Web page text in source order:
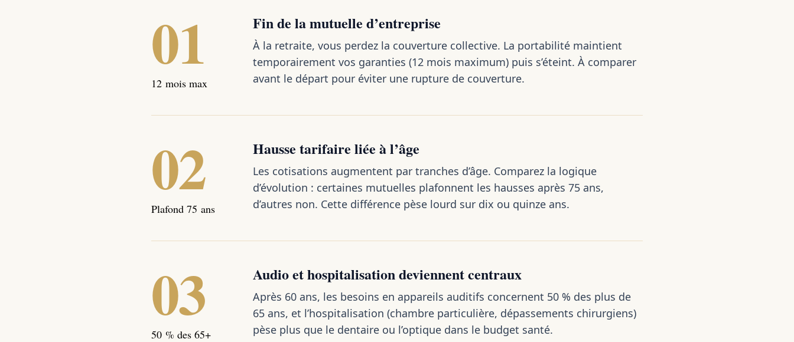
01
12 mois max
Fin de la mutuelle d’entreprise
À la retraite, vous perdez la couverture collective. La portabilité maintient
temporairement vos garanties (12 mois maximum) puis s’éteint. À comparer
avant le départ pour éviter une rupture de couverture.
02
Plafond 75 ans
Hausse tarifaire liée à l’âge
Les cotisations augmentent par tranches d’âge. Comparez la logique
d’évolution : certaines mutuelles plafonnent les hausses après 75 ans,
d’autres non. Cette différence pèse lourd sur dix ou quinze ans.
03
50 % des 65+
Audio et hospitalisation deviennent centraux
Après 60 ans, les besoins en appareils auditifs concernent 50 % des plus de
65 ans, et l’hospitalisation (chambre particulière, dépassements chirurgiens)
pèse plus que le dentaire ou l’optique dans le budget santé.